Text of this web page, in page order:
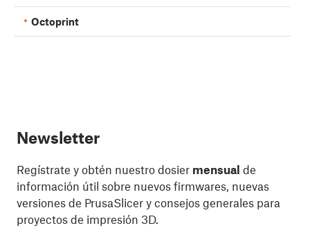
Octoprint
Newsletter
Regístrate y obtén nuestro dosier mensual de
información útil sobre nuevos firmwares, nuevas
versiones de PrusaSlicer y consejos generales para
proyectos de impresión 3D.